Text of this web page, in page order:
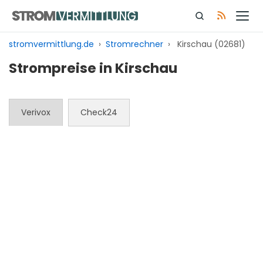
Inhalt
springen
stromvermittlung.de › Stromrechner › Kirschau (02681)
Strompreise in Kirschau
Verivox Check24